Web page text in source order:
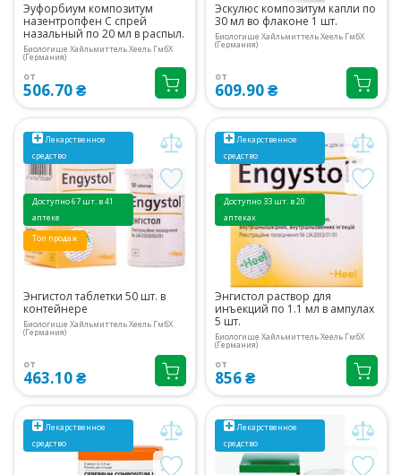
Эуфорбиум композитум
назентропфен С спрей
назальный по 20 мл в распыл.
Биологише Хайльмиттель Хеель ГмбХ
(Германия)
от
506.70 ₴
Эскулюс композитум капли по
30 мл во флаконе 1 шт.
Биологише Хайльмиттель Хеель ГмбХ
(Германия)
от
609.90 ₴
Лекарственное
средство
Доступно 67 шт. в 41
аптеке
Топ продаж
Энгистол таблетки 50 шт. в
контейнере
Биологише Хайльмиттель Хеель ГмбХ
(Германия)
от
463.10 ₴
Лекарственное
средство
Доступно 33 шт. в 20
аптеках
Энгистол раствор для
инъекций по 1.1 мл в ампулах
5 шт.
Биологише Хайльмиттель Хеель ГмбХ
(Германия)
от
856 ₴
Лекарственное
средство
Лекарственное
средство